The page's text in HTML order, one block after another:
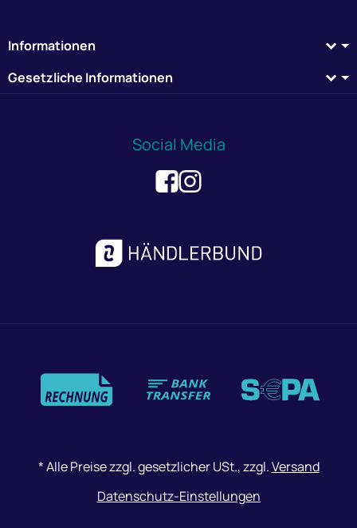
Informationen
Gesetzliche Informationen
Social Media
Zahlungsmethoden
*Alle Preise zzgl. gesetzlicher USt., zzgl.Versand
Datenschutz-Einstellungen